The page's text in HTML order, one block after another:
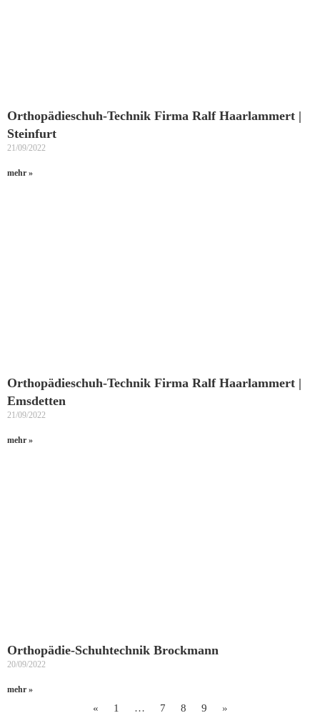
Orthopädieschuh-Technik Firma Ralf Haarlammert |
Steinfurt
21/09/2022
mehr »
Orthopädieschuh-Technik Firma Ralf Haarlammert |
Emsdetten
21/09/2022
mehr »
Orthopädie-Schuhtechnik Brockmann
20/09/2022
mehr »
« 1 … 7 8 9 »